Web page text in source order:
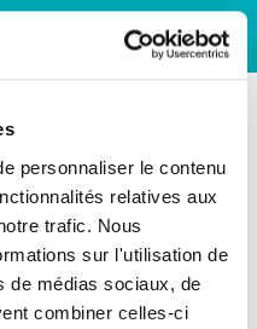
personnaliser le contenu
relatives aux
trafic. Nous
sur l'utilisation de
de médias sociaux, de
combiner celles-ci